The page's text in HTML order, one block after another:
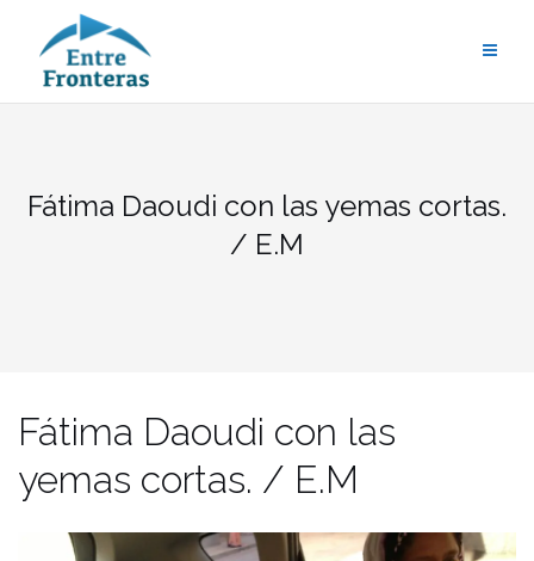
contenido
Fátima Daoudi con las yemas cortas.
/ E.M
Fátima Daoudi con las
yemas cortas. / E.M